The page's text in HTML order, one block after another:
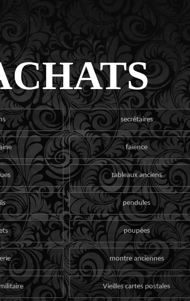
secrétaires
faïence
tableaux anciens
pendules
poupées
montre anciennes
Vieilles cartes postales